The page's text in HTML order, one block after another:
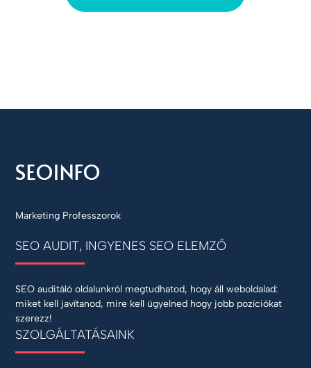
Marketing Professzorok
SEO AUDIT, INGYENES SEO ELEMZŐ
SEO auditáló oldalunkról megtudhatod, hogy áll weboldalad:
miket kell javítanod, mire kell ügyelned hogy jobb pozíciókat
szerezz!
SZOLGÁLTATÁSAINK